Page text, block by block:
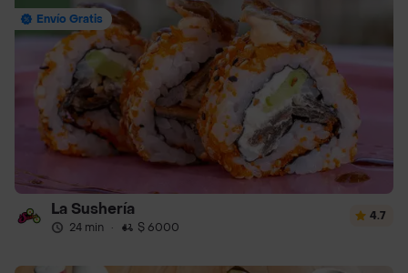
Envío Gratis
La Sushería
24 min · $ 6000
4.7